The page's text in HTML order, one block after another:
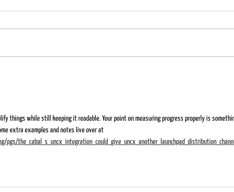
things while still keeping it readable. Your point on measuring progress properly is
extra examples and notes live over at
pgs/